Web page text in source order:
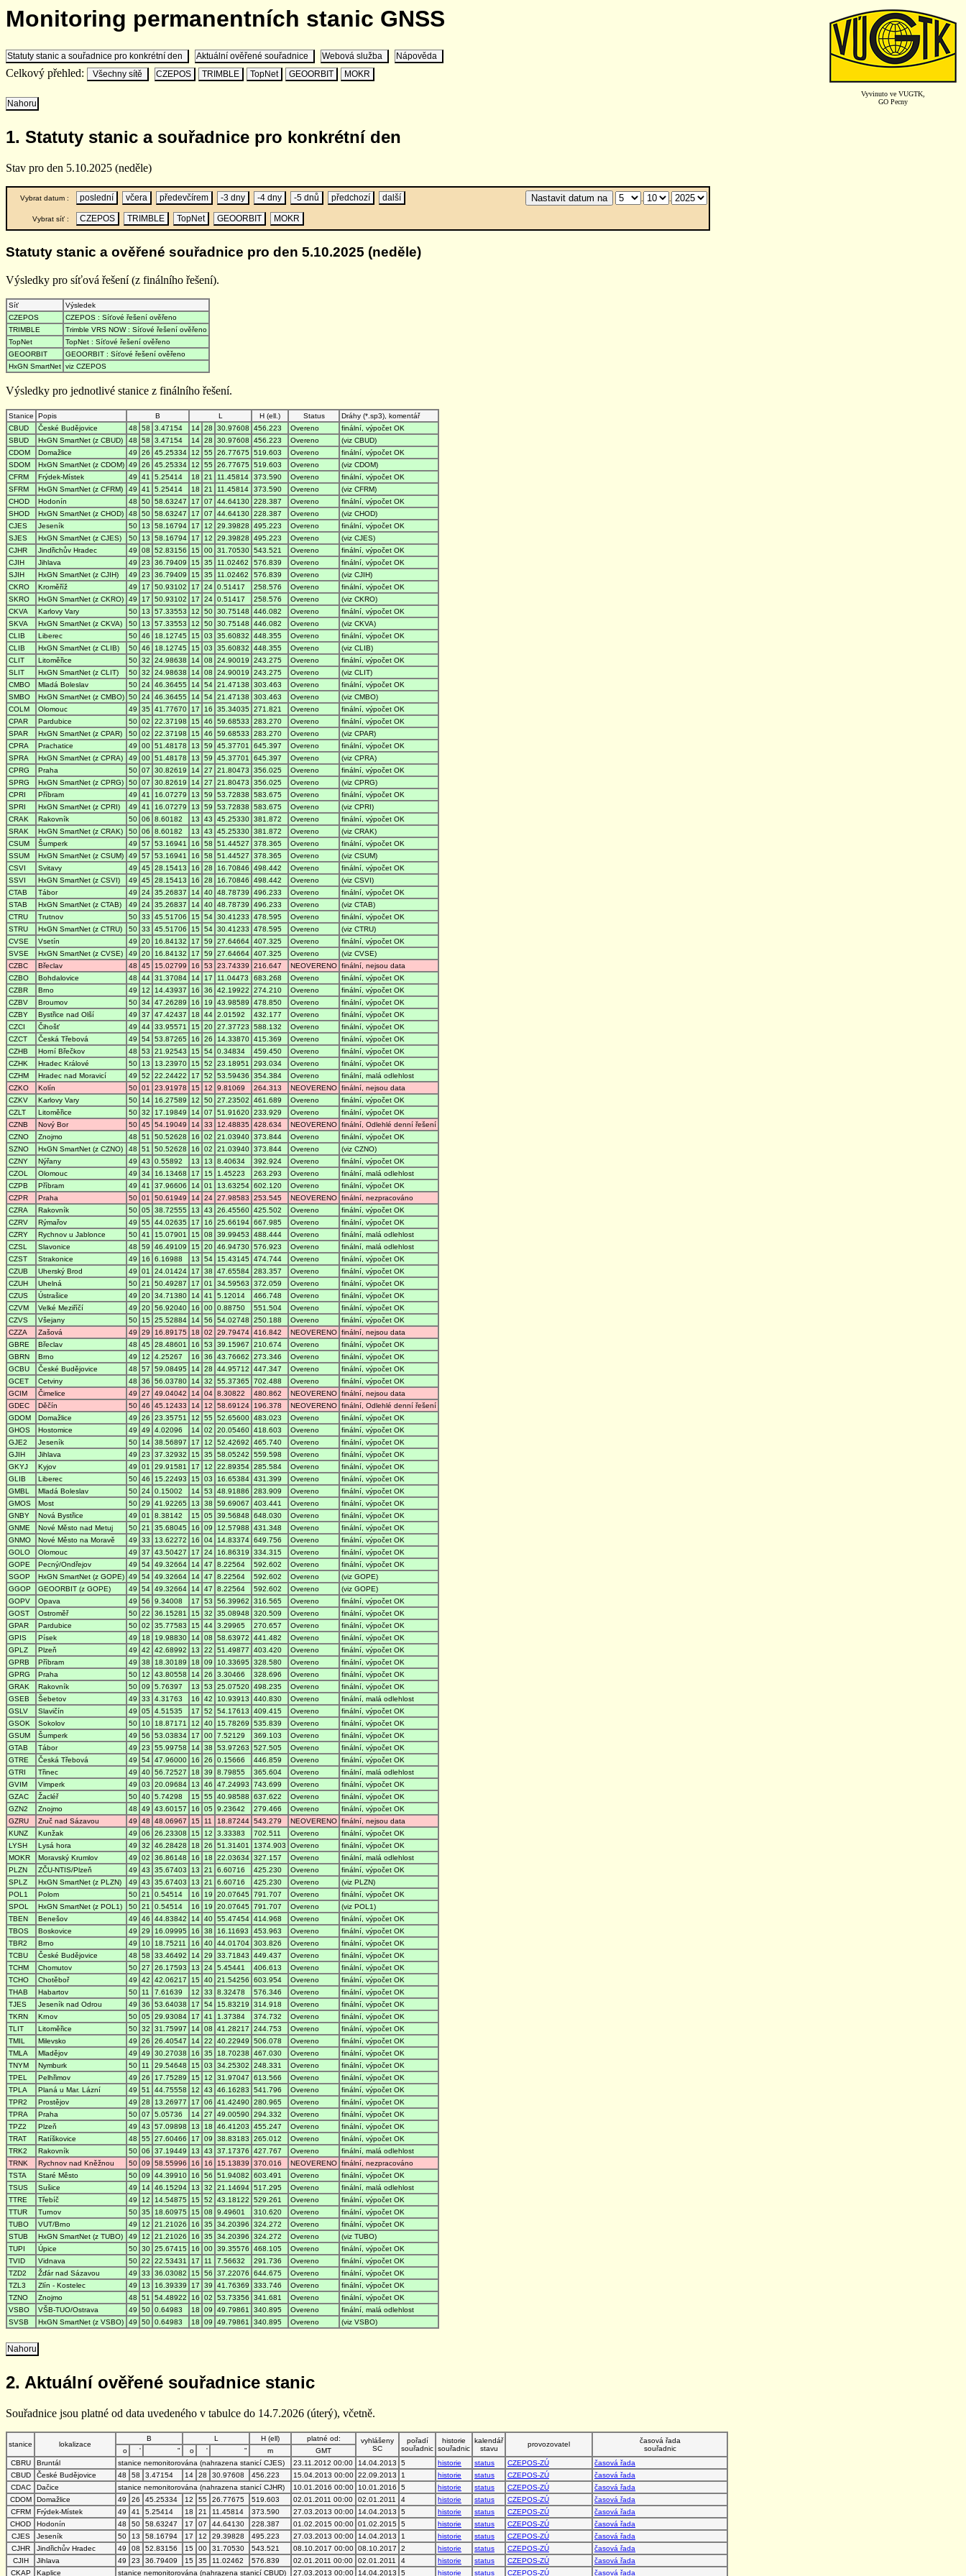
Vyvinuto ve VUGTK,
GO Pecny
Monitoring permanentních stanic GNSS
Statuty stanic a souřadnice pro konkrétní den Aktuální ověřené souřadnice Webová služba Nápověda
Celkový přehled: Všechny sítě CZEPOS TRIMBLE TopNet GEOORBIT MOKR
Nahoru
1. Statuty stanic a souřadnice pro konkrétní den
Stav pro den 5.10.2025 (neděle)
Vybrat datum : poslední včera předevčírem -3 dny -4 dny -5 dnů předchozí další . .
Vybrat síť : CZEPOS TRIMBLE TopNet GEOORBIT MOKR
Statuty stanic a ověřené souřadnice pro den 5.10.2025 (neděle)
Výsledky pro síťová řešení (z finálního řešení).
Síť
Výsledek
CZEPOS
CZEPOS : Síťové řešení ověřeno
TRIMBLE
Trimble VRS NOW : Síťové řešení ověřeno
TopNet
TopNet : Síťové řešení ověřeno
GEOORBIT
GEOORBIT : Síťové řešení ověřeno
HxGN SmartNet viz CZEPOS
Výsledky pro jednotlivé stanice z finálního řešení.
Stanice Popis B L H (ell.) Status
Dráhy (*.sp3), komentář
CBUD
České Budějovice 48 58 3.47154 14 28 30.97608 456.223 Overeno
finální, výpočet OK
SBUD
HxGN SmartNet (z CBUD) 48 58 3.47154 14 28 30.97608 456.223 Overeno
(viz CBUD)
CDOM
Domažlice 49 26 45.25334 12 55 26.77675 519.603 Overeno
finální, výpočet OK
SDOM
HxGN SmartNet (z CDOM) 49 26 45.25334 12 55 26.77675 519.603 Overeno
(viz CDOM)
CFRM
Frýdek-Místek 49 41 5.25414 18 21 11.45814 373.590 Overeno
finální, výpočet OK
SFRM
HxGN SmartNet (z CFRM) 49 41 5.25414 18 21 11.45814 373.590 Overeno
(viz CFRM)
CHOD
Hodonín 48 50 58.63247 17 07 44.64130 228.387 Overeno
finální, výpočet OK
SHOD
HxGN SmartNet (z CHOD) 48 50 58.63247 17 07 44.64130 228.387 Overeno
(viz CHOD)
CJES
Jeseník 50 13 58.16794 17 12 29.39828 495.223 Overeno
finální, výpočet OK
SJES
HxGN SmartNet (z CJES) 50 13 58.16794 17 12 29.39828 495.223 Overeno
(viz CJES)
CJHR
Jindřichův Hradec 49 08 52.83156 15 00 31.70530 543.521 Overeno
finální, výpočet OK
CJIH
Jihlava 49 23 36.79409 15 35 11.02462 576.839 Overeno
finální, výpočet OK
SJIH
HxGN SmartNet (z CJIH) 49 23 36.79409 15 35 11.02462 576.839 Overeno
(viz CJIH)
CKRO
Kroměříž 49 17 50.93102 17 24 0.51417 258.576 Overeno
finální, výpočet OK
SKRO
HxGN SmartNet (z CKRO) 49 17 50.93102 17 24 0.51417 258.576 Overeno
(viz CKRO)
CKVA
Karlovy Vary 50 13 57.33553 12 50 30.75148 446.082 Overeno
finální, výpočet OK
SKVA
HxGN SmartNet (z CKVA) 50 13 57.33553 12 50 30.75148 446.082 Overeno
(viz CKVA)
CLIB
Liberec 50 46 18.12745 15 03 35.60832 448.355 Overeno
finální, výpočet OK
CLIB
HxGN SmartNet (z CLIB) 50 46 18.12745 15 03 35.60832 448.355 Overeno
(viz CLIB)
CLIT
Litoměřice 50 32 24.98638 14 08 24.90019 243.275 Overeno
finální, výpočet OK
SLIT
HxGN SmartNet (z CLIT) 50 32 24.98638 14 08 24.90019 243.275 Overeno
(viz CLIT)
CMBO
Mladá Boleslav 50 24 46.36455 14 54 21.47138 303.463 Overeno
finální, výpočet OK
SMBO
HxGN SmartNet (z CMBO) 50 24 46.36455 14 54 21.47138 303.463 Overeno
(viz CMBO)
COLM
Olomouc 49 35 41.77670 17 16 35.34035 271.821 Overeno
finální, výpočet OK
CPAR
Pardubice 50 02 22.37198 15 46 59.68533 283.270 Overeno
finální, výpočet OK
SPAR
HxGN SmartNet (z CPAR) 50 02 22.37198 15 46 59.68533 283.270 Overeno
(viz CPAR)
CPRA
Prachatice 49 00 51.48178 13 59 45.37701 645.397 Overeno
finální, výpočet OK
SPRA
HxGN SmartNet (z CPRA) 49 00 51.48178 13 59 45.37701 645.397 Overeno
(viz CPRA)
CPRG
Praha 50 07 30.82619 14 27 21.80473 356.025 Overeno
finální, výpočet OK
SPRG
HxGN SmartNet (z CPRG) 50 07 30.82619 14 27 21.80473 356.025 Overeno
(viz CPRG)
CPRI
Příbram 49 41 16.07279 13 59 53.72838 583.675 Overeno
finální, výpočet OK
SPRI
HxGN SmartNet (z CPRI) 49 41 16.07279 13 59 53.72838 583.675 Overeno
(viz CPRI)
CRAK
Rakovník 50 06 8.60182 13 43 45.25330 381.872 Overeno
finální, výpočet OK
SRAK
HxGN SmartNet (z CRAK) 50 06 8.60182 13 43 45.25330 381.872 Overeno
(viz CRAK)
CSUM
Šumperk 49 57 53.16941 16 58 51.44527 378.365 Overeno
finální, výpočet OK
SSUM
HxGN SmartNet (z CSUM) 49 57 53.16941 16 58 51.44527 378.365 Overeno
(viz CSUM)
CSVI
Svitavy 49 45 28.15413 16 28 16.70846 498.442 Overeno
finální, výpočet OK
SSVI
HxGN SmartNet (z CSVI) 49 45 28.15413 16 28 16.70846 498.442 Overeno
(viz CSVI)
CTAB
Tábor 49 24 35.26837 14 40 48.78739 496.233 Overeno
finální, výpočet OK
STAB
HxGN SmartNet (z CTAB) 49 24 35.26837 14 40 48.78739 496.233 Overeno
(viz CTAB)
CTRU
Trutnov 50 33 45.51706 15 54 30.41233 478.595 Overeno
finální, výpočet OK
STRU
HxGN SmartNet (z CTRU) 50 33 45.51706 15 54 30.41233 478.595 Overeno
(viz CTRU)
CVSE
Vsetín 49 20 16.84132 17 59 27.64664 407.325 Overeno
finální, výpočet OK
SVSE
HxGN SmartNet (z CVSE) 49 20 16.84132 17 59 27.64664 407.325 Overeno
(viz CVSE)
CZBC
Břeclav 48 45 15.02799 16 53 23.74339 216.647 NEOVERENO finální, nejsou data
CZBO
Bohdalovice 48 44 31.37084 14 17 11.04473 683.268 Overeno
finální, výpočet OK
CZBR
Brno 49 12 14.43937 16 36 42.19922 274.210 Overeno
finální, výpočet OK
CZBV
Broumov 50 34 47.26289 16 19 43.98589 478.850 Overeno
finální, výpočet OK
CZBY
Bystřice nad Olší 49 37 47.42437 18 44 2.01592 432.177 Overeno
finální, výpočet OK
CZCI
Čihošť 49 44 33.95571 15 20 27.37723 588.132 Overeno
finální, výpočet OK
CZCT
Česká Třebová 49 54 53.87265 16 26 14.33870 415.369 Overeno
finální, výpočet OK
CZHB
Horní Břečkov 48 53 21.92543 15 54 0.34834 459.450 Overeno
finální, výpočet OK
CZHK
Hradec Králové 50 13 13.23970 15 52 23.18951 293.034 Overeno
finální, výpočet OK
CZHM
Hradec nad Moravicí 49 52 22.24422 17 52 53.59436 354.384 Overeno
finální, malá odlehlost
CZKO
Kolín 50 01 23.91978 15 12 9.81069 264.313 NEOVERENO finální, nejsou data
CZKV
Karlovy Vary 50 14 16.27589 12 50 27.23502 461.689 Overeno
finální, výpočet OK
CZLT
Litoměřice 50 32 17.19849 14 07 51.91620 233.929 Overeno
finální, výpočet OK
CZNB
Nový Bor 50 45 54.19049 14 33 12.48835 428.634 NEOVERENO finální, Odlehlé denní řešení
CZNO
Znojmo 48 51 50.52628 16 02 21.03940 373.844 Overeno
finální, výpočet OK
SZNO
HxGN SmartNet (z CZNO) 48 51 50.52628 16 02 21.03940 373.844 Overeno
(viz CZNO)
CZNY
Nýřany 49 43 0.55892 13 13 8.40634 392.924 Overeno
finální, výpočet OK
CZOL
Olomouc 49 34 16.13468 17 15 1.45223 263.293 Overeno
finální, malá odlehlost
CZPB
Příbram 49 41 37.96606 14 01 13.63254 602.120 Overeno
finální, výpočet OK
CZPR
Praha 50 01 50.61949 14 24 27.98583 253.545 NEOVERENO finální, nezpracováno
CZRA
Rakovník 50 05 38.72555 13 43 26.45560 425.502 Overeno
finální, výpočet OK
CZRV
Rýmařov 49 55 44.02635 17 16 25.66194 667.985 Overeno
finální, výpočet OK
CZRY
Rychnov u Jablonce 50 41 15.07901 15 08 39.99453 488.444 Overeno
finální, malá odlehlost
CZSL
Slavonice 48 59 46.49109 15 20 46.94730 576.923 Overeno
finální, malá odlehlost
CZST
Strakonice 49 16 6.16988 13 54 15.43145 474.744 Overeno
finální, výpočet OK
CZUB
Uherský Brod 49 01 24.01424 17 38 47.65584 283.357 Overeno
finální, výpočet OK
CZUH
Uhelná 50 21 50.49287 17 01 34.59563 372.059 Overeno
finální, výpočet OK
CZUS
Ústrašice 49 20 34.71380 14 41 5.12014 466.748 Overeno
finální, výpočet OK
CZVM
Velké Meziříčí 49 20 56.92040 16 00 0.88750 551.504 Overeno
finální, výpočet OK
CZVS
Všejany 50 15 25.52884 14 56 54.02748 250.188 Overeno
finální, výpočet OK
CZZA
Zašová 49 29 16.89175 18 02 29.79474 416.842 NEOVERENO finální, nejsou data
GBRE
Břeclav 48 45 28.48601 16 53 39.15967 210.674 Overeno
finální, výpočet OK
GBRN
Brno 49 12 4.25267 16 36 43.76662 273.346 Overeno
finální, výpočet OK
GCBU
České Budějovice 48 57 59.08495 14 28 44.95712 447.347 Overeno
finální, výpočet OK
GCET
Cetviny 48 36 56.03780 14 32 55.37365 702.488 Overeno
finální, výpočet OK
GCIM
Čimelice 49 27 49.04042 14 04 8.30822 480.862 NEOVERENO finální, nejsou data
GDEC
Děčín 50 46 45.12433 14 12 58.69124 196.378 NEOVERENO finální, Odlehlé denní řešení
GDOM
Domažlice 49 26 23.35751 12 55 52.65600 483.023 Overeno
finální, výpočet OK
GHOS
Hostomice 49 49 4.02096 14 02 20.05460 418.603 Overeno
finální, výpočet OK
GJE2
Jeseník 50 14 38.56897 17 12 52.42692 465.740 Overeno
finální, výpočet OK
GJIH
Jihlava 49 23 37.32932 15 35 58.05242 559.598 Overeno
finální, výpočet OK
GKYJ
Kyjov 49 01 29.91581 17 12 22.89354 285.584 Overeno
finální, výpočet OK
GLIB
Liberec 50 46 15.22493 15 03 16.65384 431.399 Overeno
finální, výpočet OK
GMBL
Mladá Boleslav 50 24 0.15002 14 53 48.91886 283.909 Overeno
finální, výpočet OK
GMOS
Most 50 29 41.92265 13 38 59.69067 403.441 Overeno
finální, výpočet OK
GNBY
Nová Bystřice 49 01 8.38142 15 05 39.56848 648.030 Overeno
finální, výpočet OK
GNME
Nové Město nad Metuj 50 21 35.68045 16 09 12.57988 431.348 Overeno
finální, výpočet OK
GNMO
Nové Město na Moravě 49 33 13.62272 16 04 14.83374 649.756 Overeno
finální, výpočet OK
GOLO
Olomouc 49 37 43.50427 17 24 16.86319 334.315 Overeno
finální, výpočet OK
GOPE
Pecný/Ondřejov 49 54 49.32664 14 47 8.22564 592.602 Overeno
finální, výpočet OK
SGOP
HxGN SmartNet (z GOPE) 49 54 49.32664 14 47 8.22564 592.602 Overeno
(viz GOPE)
GGOP
GEOORBIT (z GOPE) 49 54 49.32664 14 47 8.22564 592.602 Overeno
(viz GOPE)
GOPV
Opava 49 56 9.34008 17 53 56.39962 316.565 Overeno
finální, výpočet OK
GOST
Ostroměř 50 22 36.15281 15 32 35.08948 320.509 Overeno
finální, výpočet OK
GPAR
Pardubice 50 02 35.77583 15 44 3.29965 270.657 Overeno
finální, výpočet OK
GPIS
Písek 49 18 19.98830 14 08 58.63972 441.482 Overeno
finální, výpočet OK
GPLZ
Plzeň 49 42 42.68992 13 22 51.49877 403.420 Overeno
finální, výpočet OK
GPRB
Příbram 49 38 18.30189 18 09 10.33695 328.580 Overeno
finální, výpočet OK
GPRG
Praha 50 12 43.80558 14 26 3.30466 328.696 Overeno
finální, výpočet OK
GRAK
Rakovník 50 09 5.76397 13 53 25.07520 498.235 Overeno
finální, výpočet OK
GSEB
Šebetov 49 33 4.31763 16 42 10.93913 440.830 Overeno
finální, malá odlehlost
GSLV
Slavičín 49 05 4.51535 17 52 54.17613 409.415 Overeno
finální, výpočet OK
GSOK
Sokolov 50 10 18.87171 12 40 15.78269 535.839 Overeno
finální, výpočet OK
GSUM
Šumperk 49 56 53.03834 17 00 7.52129 369.103 Overeno
finální, výpočet OK
GTAB
Tábor 49 23 55.99758 14 38 53.97263 527.505 Overeno
finální, výpočet OK
GTRE
Česká Třebová 49 54 47.96000 16 26 0.15666 446.859 Overeno
finální, výpočet OK
GTRI
Třinec 49 40 56.72527 18 39 8.79855 365.604 Overeno
finální, malá odlehlost
GVIM
Vimperk 49 03 20.09684 13 46 47.24993 743.699 Overeno
finální, výpočet OK
GZAC
Žacléř 50 40 5.74298 15 55 40.98588 637.622 Overeno
finální, výpočet OK
GZN2
Znojmo 48 49 43.60157 16 05 9.23642 279.466 Overeno
finální, výpočet OK
GZRU
Zruč nad Sázavou 49 48 48.06967 15 11 18.87244 543.279 NEOVERENO finální, nejsou data
KUNZ
Kunžak 49 06 26.23308 15 12 3.33383 702.511 Overeno
finální, výpočet OK
LYSH
Lysá hora 49 32 46.28428 18 26 51.31401 1374.903 Overeno
finální, výpočet OK
MOKR
Moravský Krumlov 49 02 36.86148 16 18 22.03634 327.157 Overeno
finální, malá odlehlost
PLZN
ZČU-NTIS/Plzeň 49 43 35.67403 13 21 6.60716 425.230 Overeno
finální, výpočet OK
SPLZ
HxGN SmartNet (z PLZN) 49 43 35.67403 13 21 6.60716 425.230 Overeno
(viz PLZN)
POL1
Polom 50 21 0.54514 16 19 20.07645 791.707 Overeno
finální, výpočet OK
SPOL
HxGN SmartNet (z POL1) 50 21 0.54514 16 19 20.07645 791.707 Overeno
(viz POL1)
TBEN
Benešov 49 46 44.83842 14 40 55.47454 414.968 Overeno
finální, výpočet OK
TBOS
Boskovice 49 29 16.09995 16 38 16.11693 453.963 Overeno
finální, výpočet OK
TBR2
Brno 49 10 18.75211 16 40 44.01704 303.826 Overeno
finální, výpočet OK
TCBU
České Budějovice 48 58 33.46492 14 29 33.71843 449.437 Overeno
finální, výpočet OK
TCHM
Chomutov 50 27 26.17593 13 24 5.45441 406.613 Overeno
finální, výpočet OK
TCHO
Chotěboř 49 42 42.06217 15 40 21.54256 603.954 Overeno
finální, výpočet OK
THAB
Habartov 50 11 7.61639 12 33 8.32478 576.346 Overeno
finální, výpočet OK
TJES
Jeseník nad Odrou 49 36 53.64038 17 54 15.83219 314.918 Overeno
finální, výpočet OK
TKRN
Krnov 50 05 29.93084 17 41 1.37384 374.732 Overeno
finální, výpočet OK
TLIT
Litoměřice 50 32 31.75997 14 08 41.28217 244.753 Overeno
finální, výpočet OK
TMIL
Milevsko 49 26 26.40547 14 22 40.22949 506.078 Overeno
finální, výpočet OK
TMLA
Mladějov 49 49 30.27038 16 35 18.70238 467.030 Overeno
finální, výpočet OK
TNYM
Nymburk 50 11 29.54648 15 03 34.25302 248.331 Overeno
finální, výpočet OK
TPEL
Pelhřimov 49 26 17.75289 15 12 31.97047 613.566 Overeno
finální, výpočet OK
TPLA
Planá u Mar. Lázní 49 51 44.75558 12 43 46.16283 541.796 Overeno
finální, výpočet OK
TPR2
Prostějov 49 28 13.26977 17 06 41.42490 280.965 Overeno
finální, výpočet OK
TPRA
Praha 50 07 5.05736 14 27 49.00590 294.332 Overeno
finální, výpočet OK
TPZ2
Plzeň 49 43 57.09898 13 18 46.41203 455.247 Overeno
finální, výpočet OK
TRAT
Ratíškovice 48 55 27.60466 17 09 38.83183 265.012 Overeno
finální, výpočet OK
TRK2
Rakovník 50 06 37.19449 13 43 37.17376 427.767 Overeno
finální, malá odlehlost
TRNK
Rychnov nad Kněžnou 50 09 58.55996 16 16 15.13839 370.016 NEOVERENO finální, nezpracováno
TSTA
Staré Město 50 09 44.39910 16 56 51.94082 603.491 Overeno
finální, výpočet OK
TSUS
Sušice 49 14 46.15294 13 32 21.14694 517.295 Overeno
finální, malá odlehlost
TTRE
Třebíč 49 12 14.54875 15 52 43.18122 529.261 Overeno
finální, výpočet OK
TTUR
Turnov 50 35 18.60975 15 08 9.49601 310.620 Overeno
finální, výpočet OK
TUBO
VUT/Brno 49 12 21.21026 16 35 34.20396 324.272 Overeno
finální, výpočet OK
STUB
HxGN SmartNet (z TUBO) 49 12 21.21026 16 35 34.20396 324.272 Overeno
(viz TUBO)
TUPI
Úpice 50 30 25.67415 16 00 39.35576 468.105 Overeno
finální, výpočet OK
TVID
Vidnava 50 22 22.53431 17 11 7.56632 291.736 Overeno
finální, výpočet OK
TZD2
Žďár nad Sázavou 49 33 36.03082 15 56 37.22076 644.675 Overeno
finální, výpočet OK
TZL3
Zlín - Kostelec 49 13 16.39339 17 39 41.76369 333.746 Overeno
finální, výpočet OK
TZNO
Znojmo 48 51 54.48922 16 02 53.73356 341.681 Overeno
finální, výpočet OK
VSBO
VŠB-TUO/Ostrava 49 50 0.64983 18 09 49.79861 340.895 Overeno
finální, malá odlehlost
SVSB
HxGN SmartNet (z VSBO) 49 50 0.64983 18 09 49.79861 340.895 Overeno (viz VSBO)
Nahoru
2. Aktuální ověřené souřadnice stanic
Souřadnice jsou platné od data uvedeného v tabulce do 14.7.2026 (úterý), včetně.
stanice lokalizace
B L H (ell) platné od:
vyhlášeny
SC
pořadí
souřadnic
historie
souřadnic
kalendář
stavu
provozovatel
časová řada
souřadnic
o ' " o ' " m
GMT
CBRU
Bruntál stanice nemonitorována (nahrazena stanicí CJES) 23.11.2012 00:00 14.04.2013 5 historie status CZEPOS-ZÚ
časová řada
CBUD
České Budějovice 48 58 3.47154 14 28 30.97608 456.223 15.04.2013 00:00 22.09.2013 1 historie status CZEPOS-ZÚ
časová řada
CDAC
Dačice stanice nemonitorována (nahrazena stanicí CJHR) 10.01.2016 00:00 10.01.2016 5 historie status CZEPOS-ZÚ
časová řada
CDOM
Domažlice 49 26 45.25334 12 55 26.77675 519.603 02.01.2011 00:00 02.01.2011 4 historie status CZEPOS-ZÚ
časová řada
CFRM
Frýdek-Místek 49 41 5.25414 18 21 11.45814 373.590 27.03.2013 00:00 14.04.2013 5 historie status CZEPOS-ZÚ
časová řada
CHOD
Hodonín 48 50 58.63247 17 07 44.64130 228.387 01.02.2015 00:00 01.02.2015 5 historie status CZEPOS-ZÚ
časová řada
CJES
Jeseník 50 13 58.16794 17 12 29.39828 495.223 27.03.2013 00:00 14.04.2013 1 historie status CZEPOS-ZÚ
časová řada
CJHR
Jindřichův Hradec 49 08 52.83156 15 00 31.70530 543.521 08.10.2017 00:00 08.10.2017 2 historie status CZEPOS-ZÚ
časová řada
CJIH
Jihlava 49 23 36.79409 15 35 11.02462 576.839 02.01.2011 00:00 02.01.2011 4 historie status CZEPOS-ZÚ
časová řada
CKAP
Kaplice stanice nemonitorována (nahrazena stanicí CBUD) 27.03.2013 00:00 14.04.2013 5 historie status CZEPOS-ZÚ časová řada